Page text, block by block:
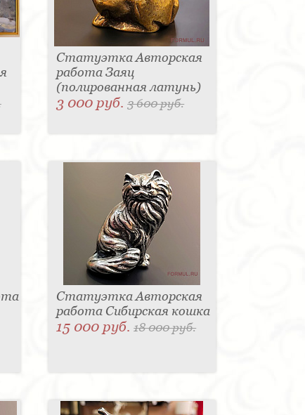
Статуэтка Авторская
работа Заяц
(полированная латунь)
3 000 руб.3 600 руб.
Статуэтка Авторская
работа Сибирская кошка
15 000 руб.18 000 руб.